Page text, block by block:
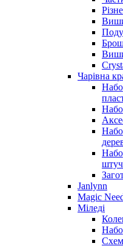
Різне
Чарівна
Janlynn
Magic
Міледі